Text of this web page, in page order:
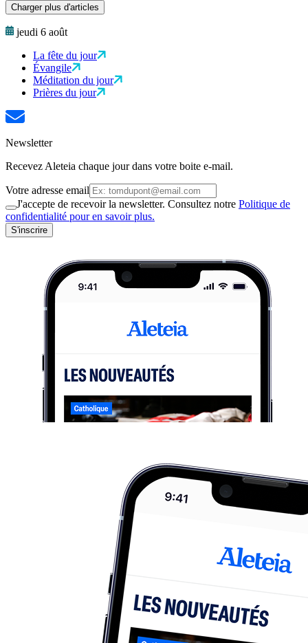
Charger plus d'articles
jeudi 6 août
La fête du jour
Évangile
Méditation du jour
Prières du jour
Newsletter
Recevez Aleteia chaque jour dans votre boite e-mail.
Votre adresse email
J'accepte de recevoir la newsletter. Consultez notre Politique de
confidentialité pour en savoir plus.
S'inscrire